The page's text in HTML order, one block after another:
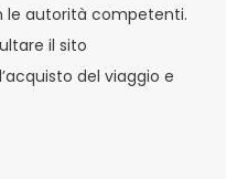
le autorità competenti.
il sito
del viaggio e